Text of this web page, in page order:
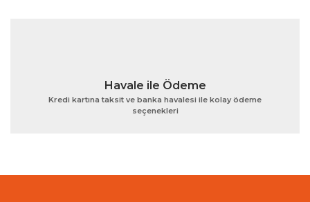
Havale ile Ödeme
Kredi kartına taksit ve banka havalesi ile kolay ödeme
seçenekleri